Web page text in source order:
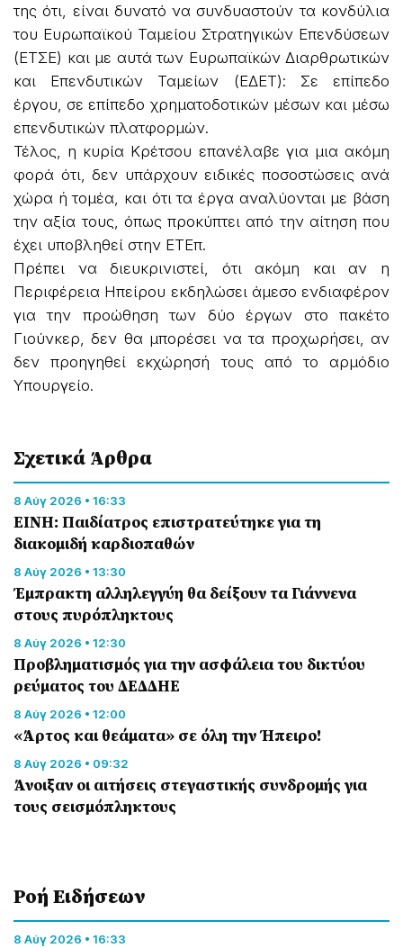
της ότι, είναι δυνατό να συνδυαστούν τα κονδύλια
του Ευρωπαϊκού Ταμείου Στρατηγικών Επενδύσεων
(ΕΤΣΕ) και με αυτά των Ευρωπαϊκών Διαρθρωτικών
και Επενδυτικών Ταμείων (ΕΔΕΤ): Σε επίπεδο
έργου, σε επίπεδο χρηματοδοτικών μέσων και μέσω
επενδυτικών πλατφορμών.
Τέλος, η κυρία Κρέτσου επανέλαβε για μια ακόμη
φορά ότι, δεν υπάρχουν ειδικές ποσοστώσεις ανά
χώρα ή τομέα, και ότι τα έργα αναλύονται με βάση
την αξία τους, όπως προκύπτει από την αίτηση που
έχει υποβληθεί στην ΕΤΕπ.
Πρέπει να διευκρινιστεί, ότι ακόμη και αν η
Περιφέρεια Ηπείρου εκδηλώσει άμεσο ενδιαφέρον
για την προώθηση των δύο έργων στο πακέτο
Γιούνκερ, δεν θα μπορέσει να τα προχωρήσει, αν
δεν προηγηθεί εκχώρησή τους από το αρμόδιο
Υπουργείο.
Σχετικά Άρθρα
8 Αύγ 2026 • 16:33
ΕΙΝΗ: Παιδίατρος επιστρατεύτηκε για τη
διακομιδή καρδιοπαθών
8 Αύγ 2026 • 13:30
Έμπρακτη αλληλεγγύη θα δείξουν τα Γιάννενα
στους πυρόπληκτους
8 Αύγ 2026 • 12:30
Προβληματισμός για την ασφάλεια του δικτύου
ρεύματος του ΔΕΔΔΗΕ
8 Αύγ 2026 • 12:00
«Άρτος και θεάματα» σε όλη την Ήπειρο!
8 Αύγ 2026 • 09:32
Άνοιξαν οι αιτήσεις στεγαστικής συνδρομής για
τους σεισμόπληκτους
Ροή Eιδήσεων
8 Αύγ 2026 • 16:33